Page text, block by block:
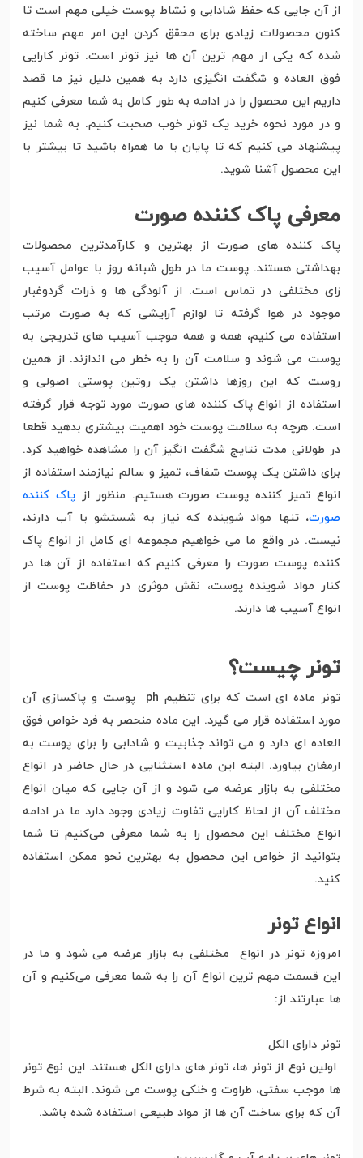
از آن جایی که حفظ شادابی و نشاط پوست خیلی مهم است تا
کنون محصولات زیادی برای محقق کردن این امر مهم ساخته
شده که یکی از مهم ترین آن ها نیز تونر است. تونر کارایی
فوق العاده و شگفت انگیزی دارد به همین دلیل نیز ما قصد
داریم این محصول را در ادامه به طور کامل به شما معرفی کنیم
و در مورد نحوه خرید یک تونر خوب صحبت کنیم. به شما نیز
پیشنهاد می کنیم که تا پایان با ما همراه باشید تا بیشتر با
این محصول آشنا شوید.
معرفی پاک کننده صورت
پاک کننده های صورت از بهترین و کارآمدترین محصولات
بهداشتی هستند. پوست ما در طول شبانه روز با عوامل آسیب
زای مختلفی در تماس است. از آلودگی ها و ذرات گردوغبار
موجود در هوا گرفته تا لوازم آرایشی که به صورت مرتب
استفاده می کنیم، همه و همه موجب آسیب های تدریجی به
پوست می شوند و سلامت آن را به خطر می اندازند. از همین
روست که این روزها داشتن یک روتین پوستی اصولی و
استفاده از انواع پاک کننده های صورت مورد توجه قرار گرفته
است. هرچه به سلامت پوست خود اهمیت بیشتری بدهید قطعا
در طولانی مدت نتایج شگفت انگیز آن را مشاهده خواهید کرد.
برای داشتن یک پوست شفاف، تمیز و سالم نیازمند استفاده از
انواع تمیز کننده پوست صورت هستیم. منظور ازپاک کننده
صورت، تنها مواد شوینده که نیاز به شستشو با آب دارند،
نیست. در واقع ما می خواهیم مجموعه ای کامل از انواع پاک
کننده پوست صورت را معرفی کنیم که استفاده از آن ها در
کنار مواد شوینده پوست، نقش موثری در حفاظت پوست از
انواع آسیب ها دارند.
تونر چیست؟
تونر ماده ای است که برای تنظیم ph پوست و پاکسازی آن
مورد استفاده قرار می گیرد. این ماده منحصر به فرد خواص فوق
العاده ای دارد و می تواند جذابیت و شادابی را برای پوست به
ارمغان بیاورد. البته این ماده استثنایی در حال حاضر در انواع
مختلفی به بازار عرضه می شود و از آن جایی که میان انواع
مختلف آن از لحاظ کارایی تفاوت زیادی وجود دارد ما در ادامه
انواع مختلف این محصول را به شما معرفی می‌کنیم تا شما
بتوانید از خواص این محصول به بهترین نحو ممکن استفاده
کنید.
انواع تونر
امروزه تونر در انواع مختلفی به بازار عرضه می شود و ما در
این قسمت مهم ترین انواع آن را به شما معرفی می‌کنیم و آن
ها عبارتند از:
تونر دارای الکل
اولین نوع از تونر ها، تونر های دارای الکل هستند. این نوع تونر
ها موجب سفتی، طراوت و خنکی پوست می شوند. البته به شرط
آن که برای ساخت آن ها از مواد طبیعی استفاده شده باشد.